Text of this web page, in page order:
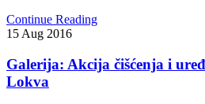
Continue Reading
15 Aug 2016
Galerija: Akcija čišćenja i
Lokva